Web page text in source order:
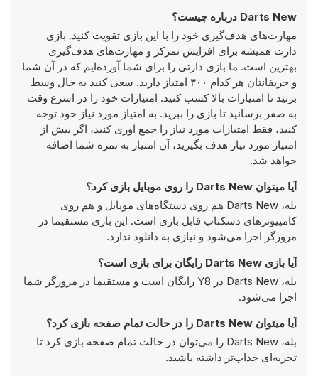
Darts New درباره چیست؟
مهارت‌های هدف‌گیری خود را با این بازی تقویت کنید. بازی
دارت همیشه برای افزایش تمرکز و مهارت‌های هدف‌گیری
بهترین است. ما بازی دارتی را برای شما آورده‌ایم که در آن شما
و حریفانتان هر کدام ۳۰۰ امتیاز دارید. سعی کنید به خال وسط
بزنید تا امتیازات بالا کسب کنید. امتیازات خود را در اسرع وقت
به صفر برسانید تا بازی را ببرید. به امتیاز مورد نیاز خود توجه
کنید، فقط امتیازات مورد نیاز را جمع آوری کنید، اگر بیش از
امتیاز مورد نیاز هدف بگیرید، آن امتیاز به نمره شما اضافه
خواهد شد.
آیا میتوان Darts New را روی موبایل بازی کرد؟
بله، Darts New هم روی دستگاه‌های موبایل و هم روی
کامپیوترهای دسکتاپ قابل بازی است. این بازی مستقیما در
مرورگر اجرا می‌شود و نیازی به دانلود ندارد.
آیا بازی Darts New رایگان برای بازی است؟
بله، Darts New در Y8 رایگان است و مستقیما در مرورگر شما
اجرا می‌شود.
آیا میتوان Darts New را در حالت تمام صفحه بازی کرد؟
بله، Darts New را می‌توان در حالت تمام صفحه بازی کرد تا
تجربه‌ای جذاب‌تر داشته باشید.